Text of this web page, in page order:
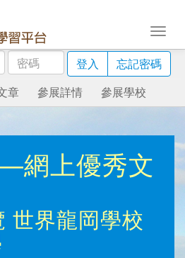
密
碼
登入
忘記密碼
章 參展詳情 參展學校
網上優秀文
世界龍岡學校